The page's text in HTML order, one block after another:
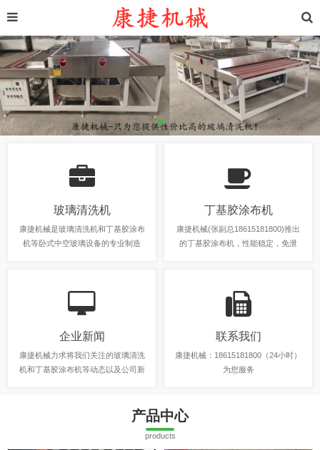
玻璃清洗机
康捷机械是玻璃清洗机和丁基胶涂布
机等卧式中空玻璃设备的专业制造
丁基胶涂布机
康捷机械(张副总18615181800)推出
的丁基胶涂布机，性能稳定，免泄
企业新闻
康捷机械力求将我们关注的玻璃清洗
机和丁基胶涂布机等动态以及公司新
联系我们
康捷机械：18615181800（24小时）
为您服务
产品中心
products